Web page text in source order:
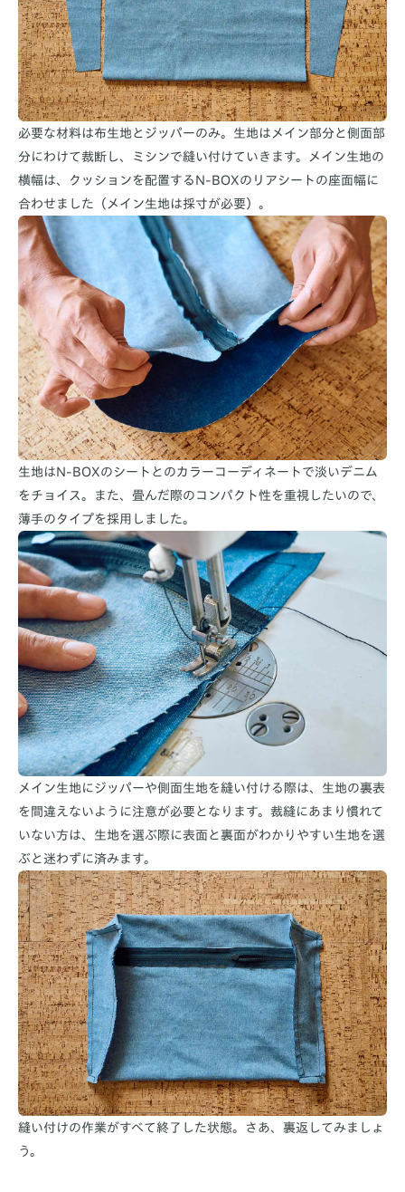
必要な材料は布生地とジッパーのみ。生地はメイン部分と側面部
分にわけて裁断し、ミシンで縫い付けていきます。メイン生地の
横幅は、クッションを配置するN-BOXのリアシートの座面幅に
合わせました（メイン生地は採寸が必要）。
生地はN-BOXのシートとのカラーコーディネートで淡いデニム
をチョイス。また、畳んだ際のコンパクト性を重視したいので、
薄手のタイプを採用しました。
メイン生地にジッパーや側面生地を縫い付ける際は、生地の裏表
を間違えないように注意が必要となります。裁縫にあまり慣れて
いない方は、生地を選ぶ際に表面と裏面がわかりやすい生地を選
ぶと迷わずに済みます。
縫い付けの作業がすべて終了した状態。さあ、裏返してみましょ
う。